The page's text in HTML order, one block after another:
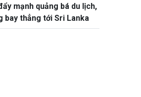
mạnh quảng bá du lịch,
bay thẳng tới Sri Lanka